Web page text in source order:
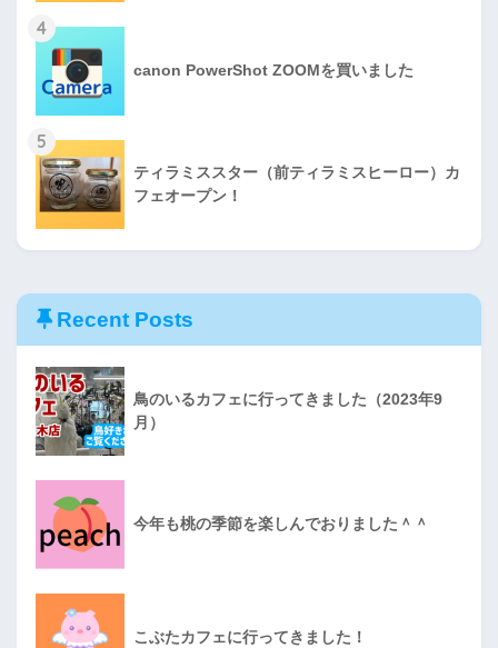
4
canon PowerShot ZOOMを買いました
5
ティラミススター（前ティラミスヒーロー）カ
フェオープン！
Recent Posts
鳥のいるカフェに行ってきました（2023年9
月）
今年も桃の季節を楽しんでおりました＾＾
こぶたカフェに行ってきました！